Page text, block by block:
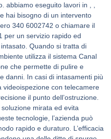
abbiamo eseguito lavori in , ,
hai bisogno di un intervento
340 6002742 o chiamare il
per un servizio rapido ed
Quando si tratta di
utilizza il sistema Canal
che permette di pulire e
danni. In casi di intasamenti più
videoispezione con telecamere
il punto dell’ostruzione.
mirata ed evita
tecnologie, l’azienda può
rapido e duraturo. L’efficacia